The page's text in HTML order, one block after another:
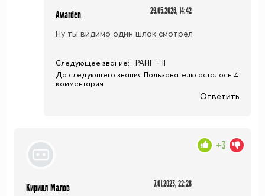
Awarden 29.05.2026, 14:42
Ну ты видимо один шлак смотрел
Следующее звание: РАНГ - II
До следующего звания Пользователю осталось 4
комментария
Ответить
Кирилл Малов 7.01.2023, 22:28
+3